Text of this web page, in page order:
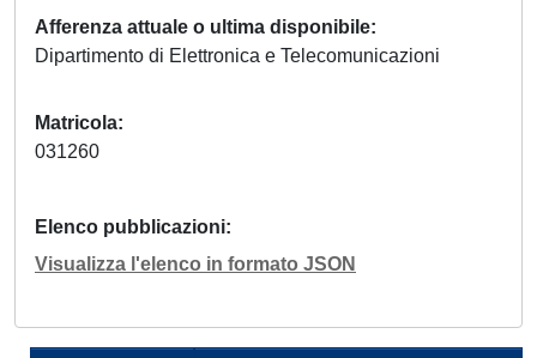
Afferenza attuale o ultima disponibile
Dipartimento di Elettronica e Telecomunicazioni
Matricola
031260
Elenco pubblicazioni
Visualizza l'elenco in formato JSON